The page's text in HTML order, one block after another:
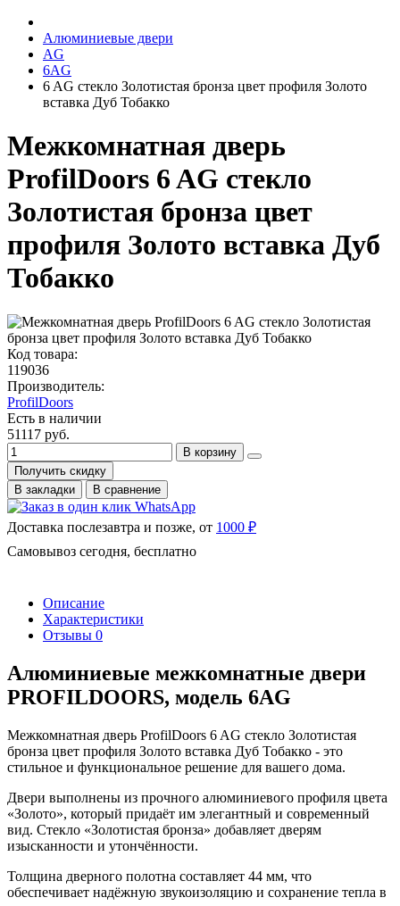
Алюминиевые двери
AG
6AG
6 AG стекло Золотистая бронза цвет профиля Золото
вставка Дуб Тобакко
Межкомнатная дверь
ProfilDoors 6 AG стекло
Золотистая бронза цвет
профиля Золото вставка Дуб
Тобакко
Код товара:
119036
Производитель:
ProfilDoors
Есть в наличии
51117 руб.
В корзину
Получить скидку
В закладки
В сравнение
Доставка послезавтра и позже, от 1000 ₽
Самовывоз сегодня, бесплатно
Описание
Характеристики
Отзывы 0
Алюминиевые межкомнатные двери
PROFILDOORS, модель 6AG
Межкомнатная дверь ProfilDoors 6 AG стекло Золотистая
бронза цвет профиля Золото вставка Дуб Тобакко - это
стильное и функциональное решение для вашего дома.
Двери выполнены из прочного алюминиевого профиля цвета
«Золото», который придаёт им элегантный и современный
вид. Стекло «Золотистая бронза» добавляет дверям
изысканности и утончённости.
Толщина дверного полотна составляет 44 мм, что
обеспечивает надёжную звукоизоляцию и сохранение тепла в